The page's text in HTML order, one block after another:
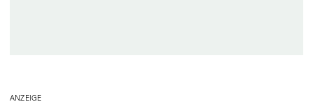
ANZEIGE